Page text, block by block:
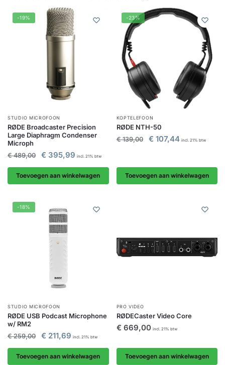
-19%
STUDIO MICROFOON
RØDE Broadcaster Precision
Large Diaphragm Condenser
Microph
€489,00 € 395,99 incl. 21% btw
Toevoegen aan winkelwagen
-23%
KOPTELEFOON
RØDE NTH-50
€139,00 € 107,44 incl. 21% btw
Toevoegen aan winkelwagen
-18%
STUDIO MICROFOON
RØDE USB Podcast Microphone
w/ RM2
€259,00 € 211,69 incl. 21% btw
Toevoegen aan winkelwagen
PRO VIDEO
RØDECaster Video Core
€ 669,00 incl. 21% btw
Toevoegen aan winkelwagen